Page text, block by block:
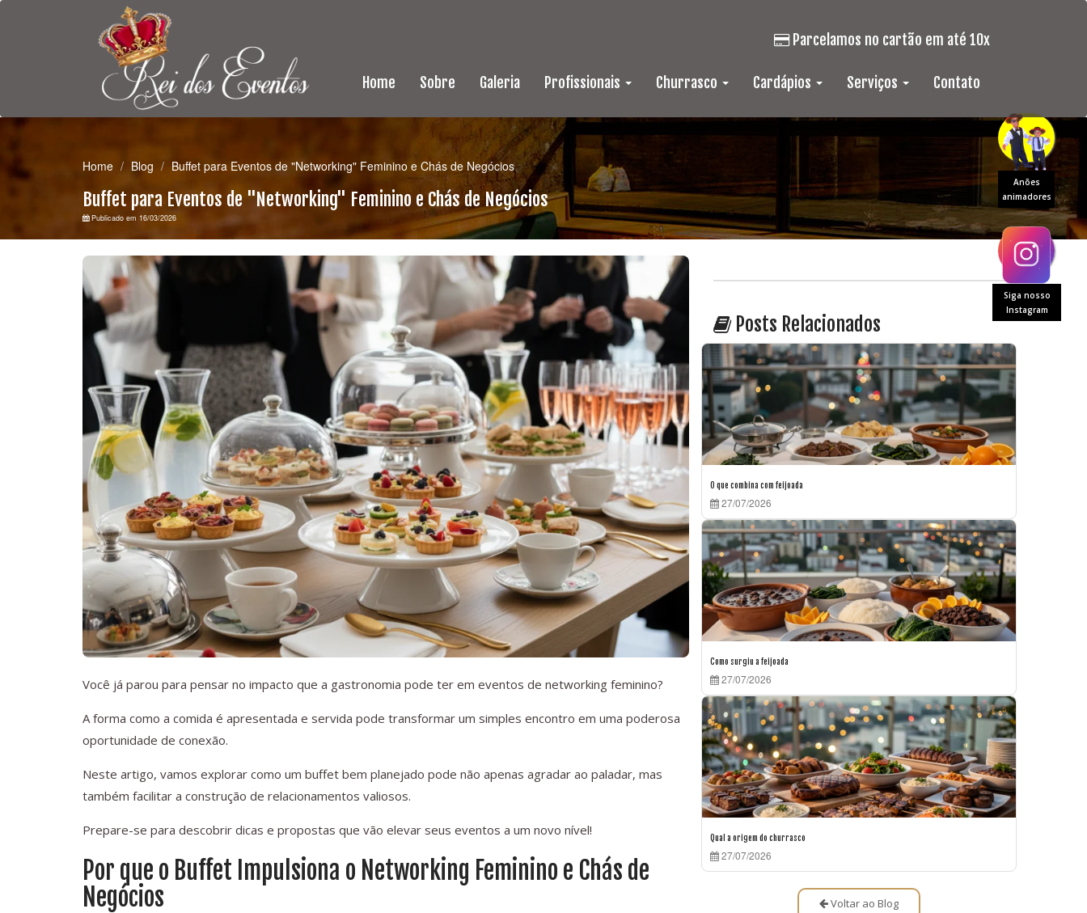
Anões
animadores
Siga nosso
Instagram
Home Sobre Galeria Profissionais Churrasco Cardápios Serviços Contato
Parcelamos no cartão em até 10x
Home Blog Buffet para Eventos de "Networking" Feminino e Chás de Negócios
Buffet para Eventos de "Networking" Feminino e Chás de Negócios
Publicado em 16/03/2026
Você já parou para pensar no impacto que a gastronomia pode ter em eventos de networking feminino?
A forma como a comida é apresentada e servida pode transformar um simples encontro em uma poderosa
oportunidade de conexão.
Neste artigo, vamos explorar como um buffet bem planejado pode não apenas agradar ao paladar, mas
também facilitar a construção de relacionamentos valiosos.
Prepare-se para descobrir dicas e propostas que vão elevar seus eventos a um novo nível!
Por que o Buffet Impulsiona o Networking Feminino e Chás de
Negócios
Posts Relacionados
O que combina com feijoada
27/07/2026
Como surgiu a feijoada
27/07/2026
Qual a origem do churrasco
27/07/2026
Voltar ao Blog